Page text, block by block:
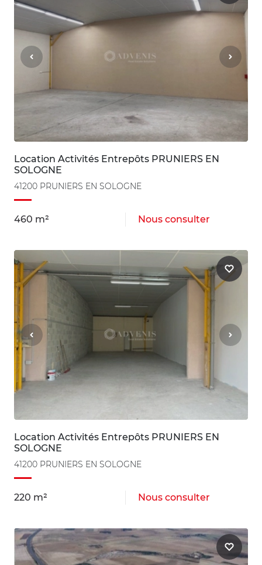
Location Activités Entrepôts PRUNIERS EN
SOLOGNE
41200 PRUNIERS EN SOLOGNE
460 m² Nous consulter
Location Activités Entrepôts PRUNIERS EN
SOLOGNE
41200 PRUNIERS EN SOLOGNE
220 m² Nous consulter